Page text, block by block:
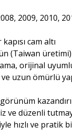
2009, 2010,
cam altı
(Taiwan üretimi)
orijinal
ve uzun ömürlü
ve düzenli
hızlı ve pratik